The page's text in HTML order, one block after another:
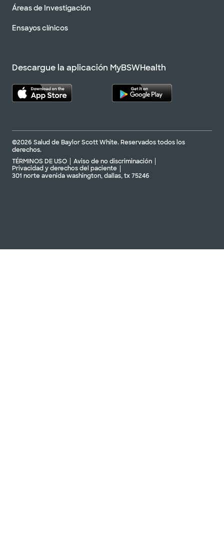
Áreas de Investigación
Ensayos clínicos
Descargue la aplicación MyBSWHealth
©2026 Salud de Baylor Scott White. Reservados todos los
derechos.
TÉRMINOS DE USO
Aviso de no discriminación
Privacidad y derechos del paciente
301 norte avenida washington, dallas, tx 75246